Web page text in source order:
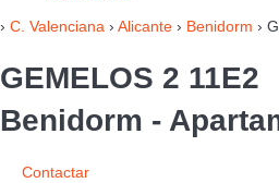
› C. Valenciana › Alicante › Benidorm ›
GEMELOS 2 11E2
Benidorm -
Contactar